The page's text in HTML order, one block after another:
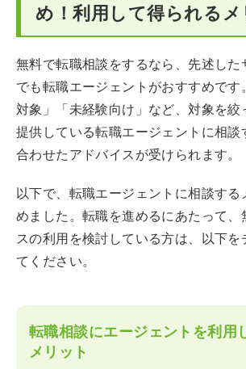
め！利用して得られるメ
無料で転職相談をするなら、先述した
でも転職エージェントがおすすめで
対象」「未経験向け」など、対象を絞
提供している転職エージェントに相談
合わせたアドバイスが受けられます。
以下で、転職エージェントに相談する
めました。転職を進めるにあたって、
スの利用を検討している方は、以下を
てください。
転職相談にエージェントを利用
メリット